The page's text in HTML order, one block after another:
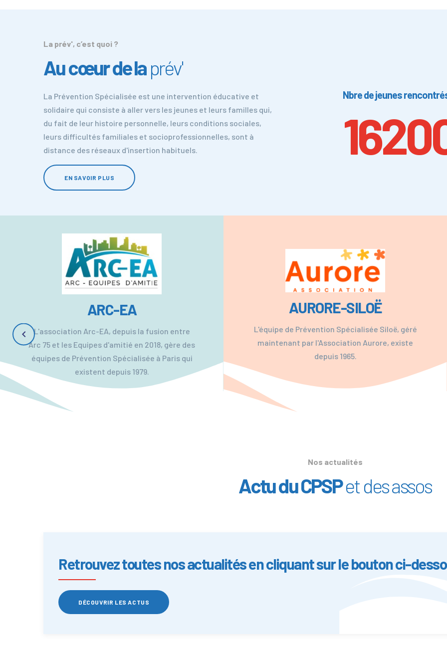
La prév', c’est quoi ?
Au cœur de laprév'
La Prévention Spécialisée est une intervention éducative et
solidaire qui consiste à aller vers les jeunes et leurs familles qui,
du fait de leur histoire personnelle, leurs conditions sociales,
leurs difficultés familiales et socioprofessionnelles, sont à
distance des réseaux d'insertion habituels.
Nbre de jeunes
EN SAVOIR PLUS
chevron_left
ARC-EA
L'association Arc-EA, depuis la fusion entre
Arc 75 et les Equipes d'amitié en 2018, gère des
équipes de Prévention Spécialisée à Paris qui
existent depuis 1979.
AURORE-SILOË
L'équipe de Prévention Spécialisée Siloë, géré
maintenant par l'Association Aurore, existe
depuis 1965.
Nos actualités
Actu du CPSPet des assos
Retrouvez toutes nos actualités en cliquant sur le bouton ci-
DÉCOUVRIR LES ACTUS